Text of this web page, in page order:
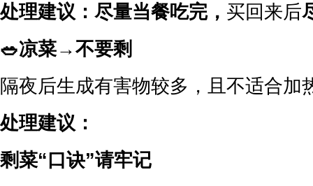
处理建议： 尽量当餐吃完， 买回来后
🥗凉菜→不要剩
隔夜后生成有害物较多，且不适合加
处理建议：
剩菜“口诀”请牢记